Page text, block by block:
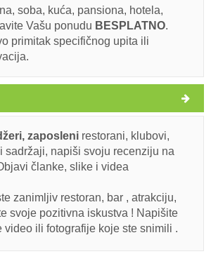
32°C
32°C vedro
28°C vedro
28°C vedro
27°C
places)
HOURS
VIŠE / KOMENTIRAJ
soba, kuća, pansiona, hotela,
Vašu ponudu BESPLATNO.
primitak specifičnog upita ili
zaposleni restorani, klubovi,
sadržaji, napiši svoju recenziju na
članke, slike i videa
zanimljiv restoran, bar , atrakciju,
svoje pozitivna iskustva ! Napišite
video ili fotografije koje ste snimili .